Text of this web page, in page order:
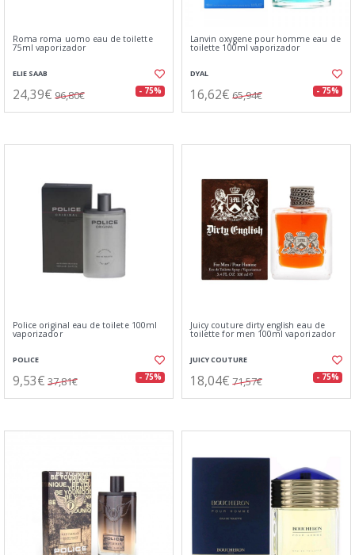
Roma roma uomo eau de toilette
75ml vaporizador
ELIE SAAB
24,39€ 96,80€ - 75%
Lanvin oxygene pour homme eau de
toilette 100ml vaporizador
DYAL
16,62€ 65,94€ - 75%
Police original eau de toilete 100ml
vaporizador
POLICE
9,53€ 37,81€ - 75%
Juicy couture dirty english eau de
toilette for men 100ml vaporizador
JUICY COUTURE
18,04€ 71,57€ - 75%